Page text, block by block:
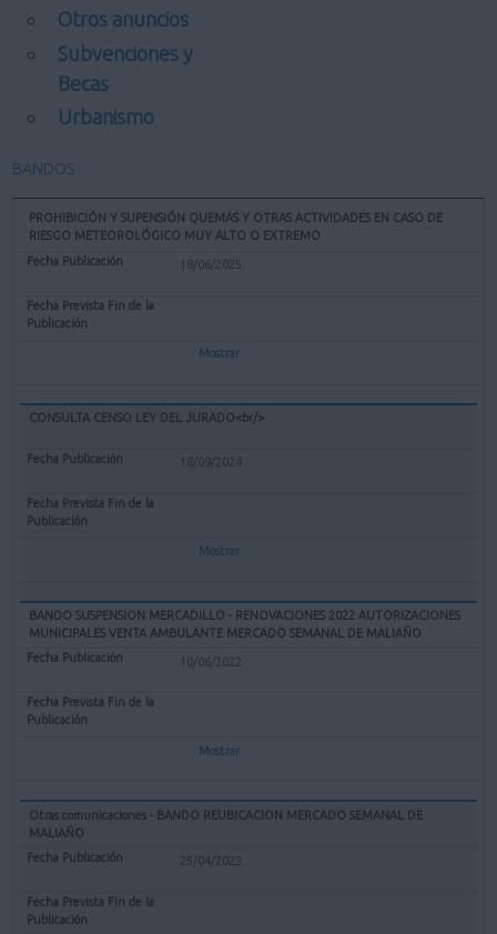
Otros anuncios
Subvenciones y
Becas
Urbanismo
BANDOS
PROHIBICIÓN Y SUPENSIÓN QUEMAS Y OTRAS ACTIVIDADES EN CASO DE
RIESGO METEOROLÓGICO MUY ALTO O EXTREMO
18/06/2025
Mostrar
CONSULTA CENSO LEY DEL JURADO<br/>
18/09/2024
Mostrar
BANDO SUSPENSION MERCADILLO - RENOVACIONES 2022 AUTORIZACIONES
MUNICIPALES VENTA AMBULANTE MERCADO SEMANAL DE MALIAÑO
10/06/2022
Mostrar
Otras comunicaciones - BANDO REUBICACION MERCADO SEMANAL DE
MALIAÑO
25/04/2022